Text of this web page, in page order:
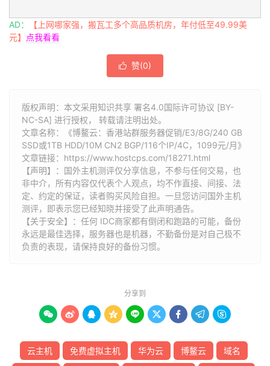
AD：
【上网哪家强，搬瓦工多个高品质机房，年付低至49.99美
元】
点我看看
 赞(0)
版权声明：本文采用知识共享 署名4.0国际许可协议 [BY-
NC-SA] 进行授权， 转载请注明出处。
文章名称：《博鳌云：香港站群服务器促销/E3/8G/240 GB
SSD或1TB HDD/10M CN2 BGP/116个IP/4C，1099元/月》
文章链接： https://www.hostcps.com/18271.html
【声明】：国外主机测评仅分享信息，不参与任何交易，也
非中介，所有内容仅代表个人观点，均不作直接、间接、法
定、约定的保证，读者购买风险自担。一旦您访问国外主机
测评，即表示您已经知晓并接受了此声明通告。
【关于安全】：任何 IDC商家都有倒闭和跑路的可能，备份
永远是最佳选择，服务器也是机器，不勤备份是对自己极不
负责的表现，请保持良好的备份习惯。
分享到
        
云主机 免费虚拟主机 华为云 博鳌云 域名